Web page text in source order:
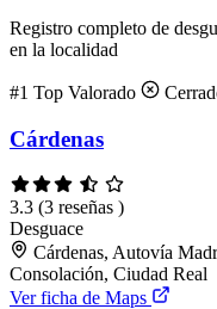
Registro completo de
en la localidad
#1 Top Valorado
Cárdenas
3.3 (3 reseñas )
Desguace
Cárdenas, Autovía
Consolación, Ciudad Real
Ver ficha de Maps